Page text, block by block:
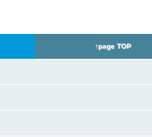
↑page TOP